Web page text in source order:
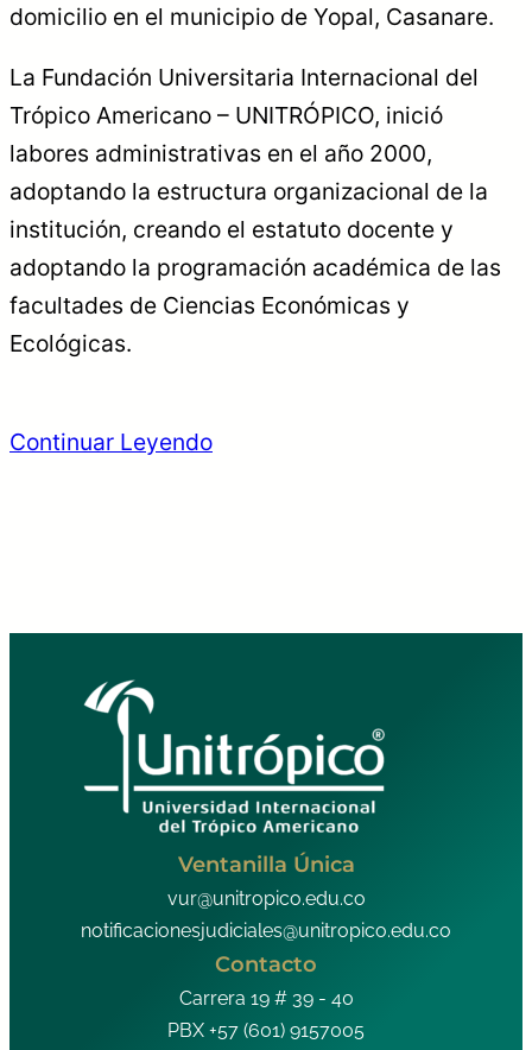
domicilio en el municipio de Yopal, Casanare.
La Fundación Universitaria Internacional del
Trópico Americano – UNITRÓPICO, inició
labores administrativas en el año 2000,
adoptando la estructura organizacional de la
institución, creando el estatuto docente y
adoptando la programación académica de las
facultades de Ciencias Económicas y
Ecológicas.
Continuar Leyendo
Ventanilla Única
vur@unitropico.edu.co
notificacionesjudiciales@unitropico.edu.co
Contacto
Carrera 19 # 39 - 40
PBX +57 (601) 9157005